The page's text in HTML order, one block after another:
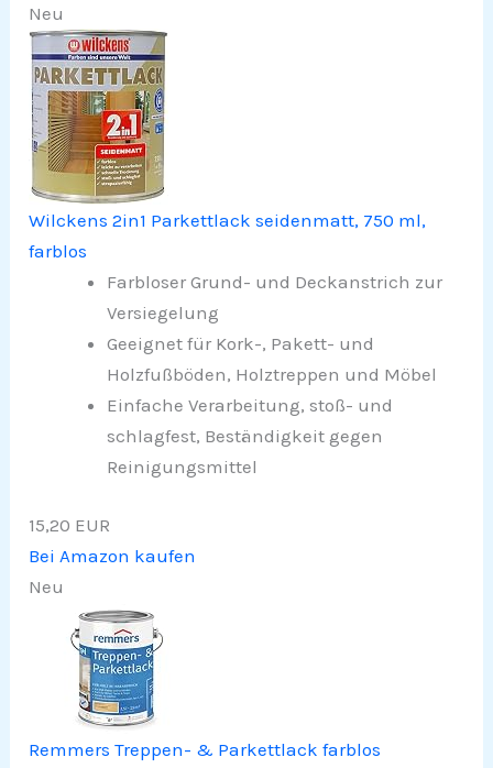
Neu
Wilckens 2in1 Parkettlack seidenmatt, 750 ml,
farblos
Farbloser Grund- und Deckanstrich zur
Versiegelung
Geeignet für Kork-, Pakett- und
Holzfußböden, Holztreppen und Möbel
Einfache Verarbeitung, stoß- und
schlagfest, Beständigkeit gegen
Reinigungsmittel
15,20 EUR
Bei Amazon kaufen
Neu
Remmers Treppen- & Parkettlack farblos